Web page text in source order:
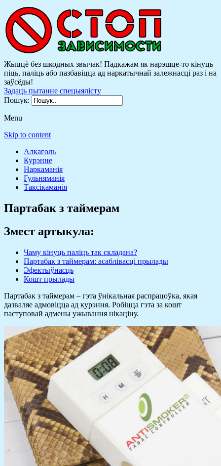
Жыццё без шкодных звычак! Падкажам як нарэшце-то кінуць
піць, паліць або пазбавіцца ад наркатычнай залежнасці раз і на
заўсёды!
Задаць пытанне спецыялісту
Пошук:
Menu
Skip to content
Алкаголь
Курэнне
Наркаманія
Гульняманія
Таксікаманія
Партабак з таймерам
Змест артыкула:
Чаму кінуць паліць так складана?
Партабак з таймерам: асаблівасці прылады
Эфектыўнасць
Кошт прылады
Партабак з таймерам – гэта ўнікальная распрацоўка, якая
дазваляе адмовіцца ад курэння. Робіцца гэта за кошт
паступовай адмены ужывання нікаціну.